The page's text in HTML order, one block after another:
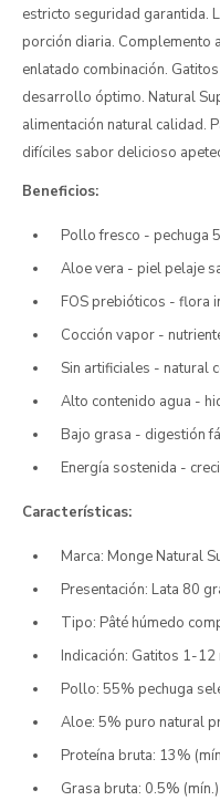
estricto seguridad garantida.
porción diaria. Complemento
enlatado combinación.
desarrollo óptimo. Natural
alimentación natural calidad.
difíciles sabor delicioso
Beneficios:
Pollo fresco - pechuga
Aloe vera - piel pelaje
FOS prebióticos - flora
Cocción vapor -
Sin artificiales - natural
Alto contenido agua -
Bajo grasa - digestión
Energía sostenida -
Características:
Marca: Monge Natural
Presentación: Lata 80
Tipo: Pâté húmedo
Indicación: Gatitos 1-12
Pollo: 55% pechuga
Aloe: 5% puro natural
Proteína bruta: 13%
Grasa bruta: 0.5% (mín.)